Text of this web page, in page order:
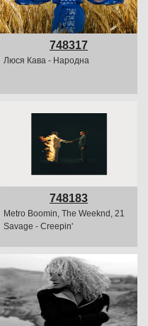
748317
Люся Кава - Народна
748183
Metro Boomin, The Weeknd, 21
Savage - Creepin'